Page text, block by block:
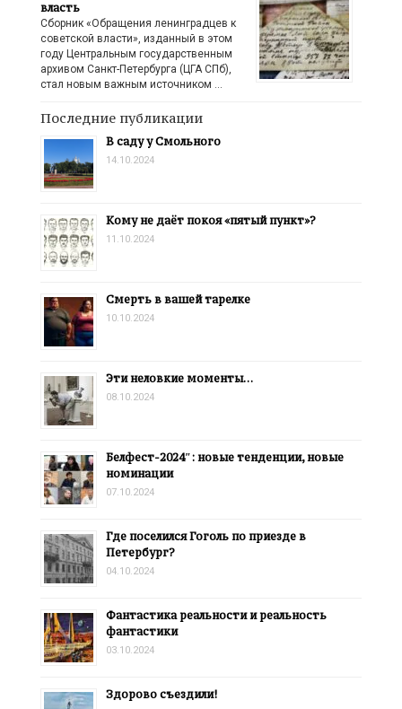
власть
Сборник «Обращения ленинградцев к
советской власти», изданный в этом
году Центральным государственным
архивом Санкт-Петербурга (ЦГА СПб),
стал новым важным источником …
Последние публикации
В саду у Смольного
14.10.2024
Кому не даёт покоя «пятый пункт»?
11.10.2024
Смерть в вашей тарелке
10.10.2024
Эти неловкие моменты…
08.10.2024
Белфест-2024″: новые тенденции, новые
номинации
07.10.2024
Где поселился Гоголь по приезде в
Петербург?
04.10.2024
Фантастика реальности и реальность
фантастики
03.10.2024
Здорово съездили!